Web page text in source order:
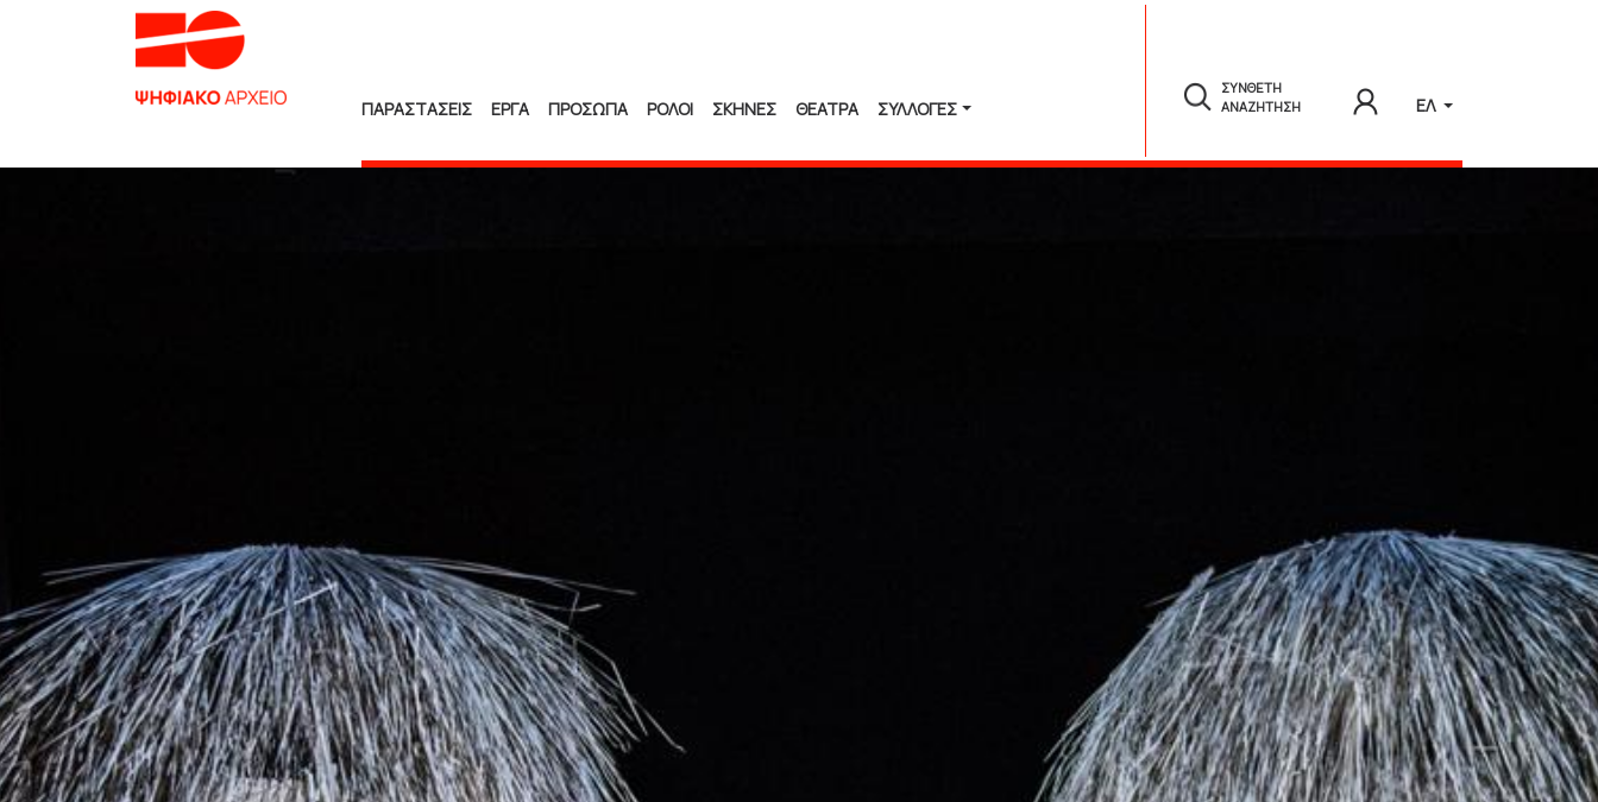
ΠΑΡΑΣΤΑΣΕΙΣ ΕΡΓΑ ΠΡΟΣΩΠΑ ΡΟΛΟΙ ΣΚΗΝΕΣ ΘΕΑΤΡΑ ΣΥΛΛΟΓΈΣ
ΣΥΝΘΕΤΗ
ΑΝΑΖΗΤΗΣΗ
ΕΛ